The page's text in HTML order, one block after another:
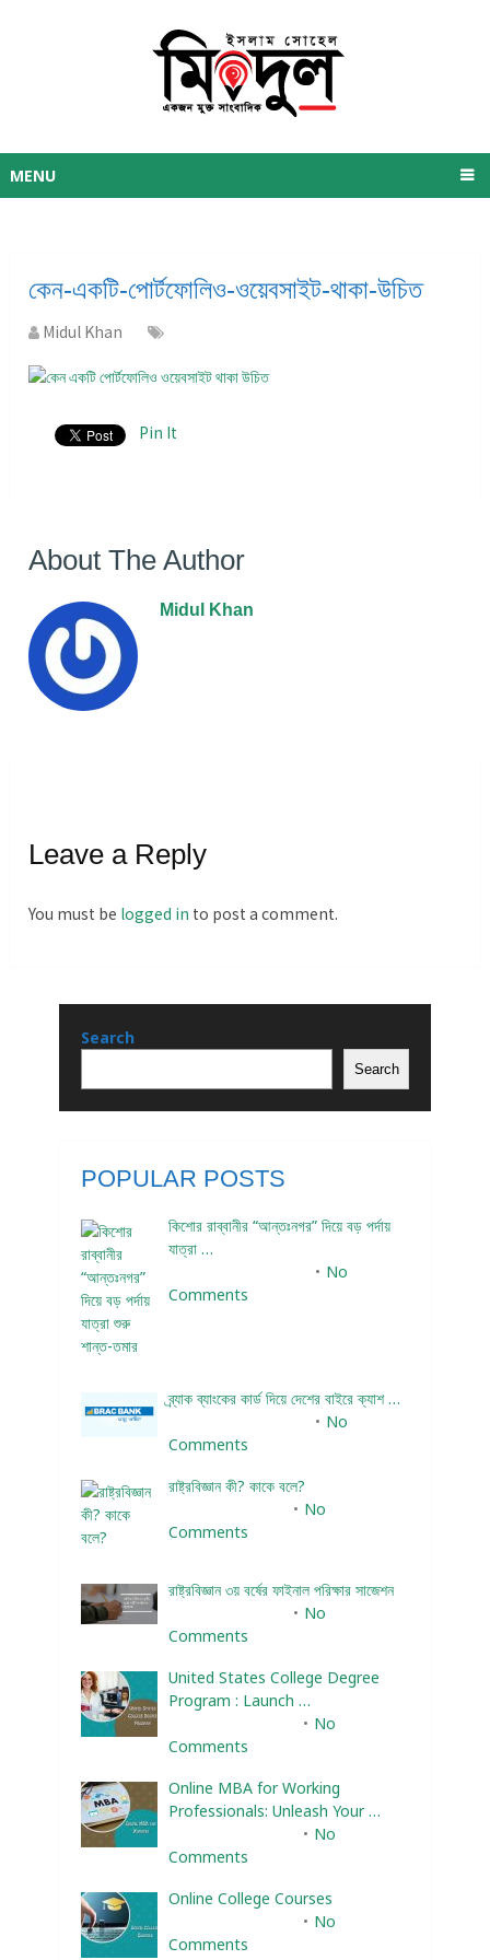
MENU
কেন-একটি-পোর্টফোলিও-ওয়েবসাইট-থাকা-উচিত
Midul Khan
Pin It
About The Author
Midul Khan
Leave a Reply
You must be logged in to post a comment.
Search
Search
POPULAR POSTS
কিশোর রাব্বানীর “আন্তঃনগর” দিয়ে বড় পর্দায়
যাত্রা …
No
Comments
ব্র্যাক ব্যাংকের কার্ড দিয়ে দেশের বাইরে ক্যাশ …
No
Comments
রাষ্ট্রবিজ্ঞান কী? কাকে বলে?
No
Comments
রাষ্ট্রবিজ্ঞান ৩য় বর্ষের ফাইনাল পরিক্ষার সাজেশন
No
Comments
United States College Degree
Program : Launch …
No
Comments
Online MBA for Working
Professionals: Unleash Your …
No
Comments
Online College Courses
No
Comments